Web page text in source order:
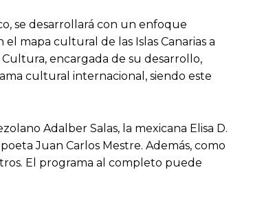
se desarrollará con un enfoque
mapa cultural de las Islas Canarias a
encargada de su desarrollo,
cultural internacional, siendo este
Adalber Salas, la mexicana Elisa D.
Juan Carlos Mestre. Además, como
El programa al completo puede